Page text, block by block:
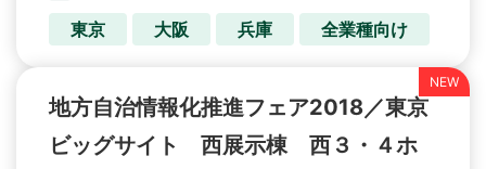
東京 大阪 兵庫 全業種向け
地方自治情報化推進フェア2018／東京
ビッグサイト 西展示棟 西３・４ホ